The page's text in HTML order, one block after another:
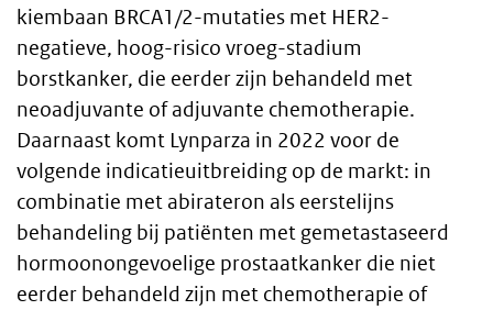
kiembaan BRCA1/2-mutaties met HER2-
negatieve, hoog-risico vroeg-stadium
borstkanker, die eerder zijn behandeld met
neoadjuvante of adjuvante chemotherapie.
Daarnaast komt Lynparza in 2022 voor de
volgende indicatieuitbreiding op de markt: in
combinatie met abirateron als eerstelijns
behandeling bij patiënten met gemetastaseerd
hormoonongevoelige prostaatkanker die niet
eerder behandeld zijn met chemotherapie of